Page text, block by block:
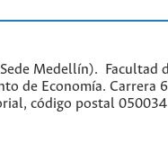
Medellín). Facultad
de Economía. Carrera
código postal